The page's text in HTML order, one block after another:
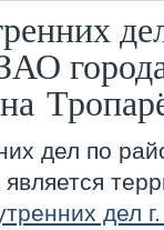
дел по
является
дел